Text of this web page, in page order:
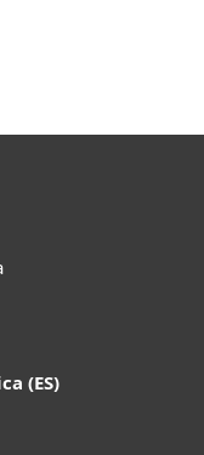
(ES)